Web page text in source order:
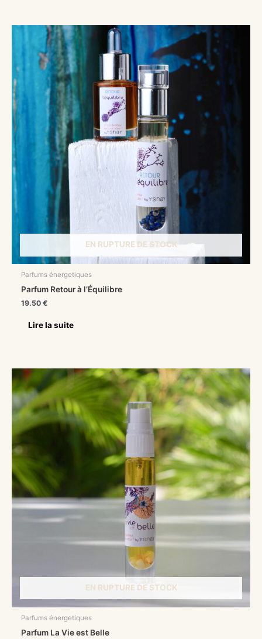
EN RUPTURE DE STOCK
Parfums énergetiques
Parfum Retour à l’Équilibre
19.50€
Lire la suite
EN RUPTURE DE STOCK
Parfums énergetiques
Parfum La Vie est Belle